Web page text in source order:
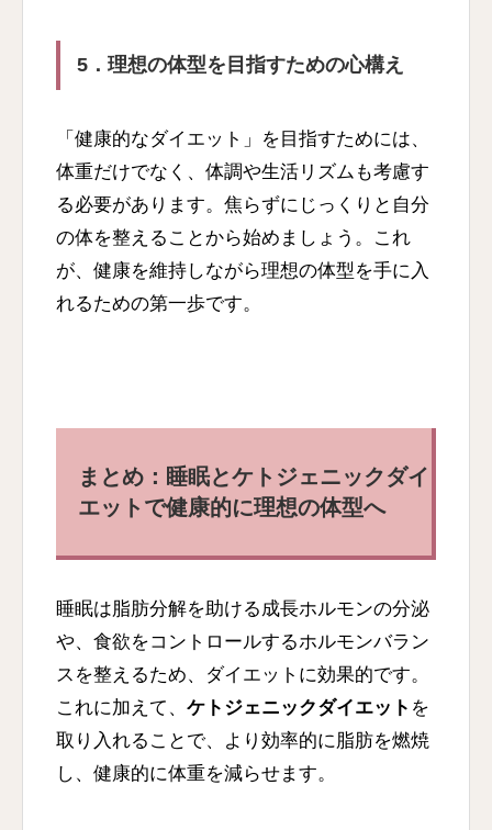
5．理想の体型を目指すための心構え
「健康的なダイエット」を目指すためには、
体重だけでなく、体調や生活リズムも考慮す
る必要があります。焦らずにじっくりと自分
の体を整えることから始めましょう。これ
が、健康を維持しながら理想の体型を手に入
れるための第一歩です。
まとめ：睡眠とケトジェニックダイ
エットで健康的に理想の体型へ
睡眠は脂肪分解を助ける成長ホルモンの分泌
や、食欲をコントロールするホルモンバラン
スを整えるため、ダイエットに効果的です。
これに加えて、 ケトジェニックダイエット を
取り入れることで、より効率的に脂肪を燃焼
し、健康的に体重を減らせます。